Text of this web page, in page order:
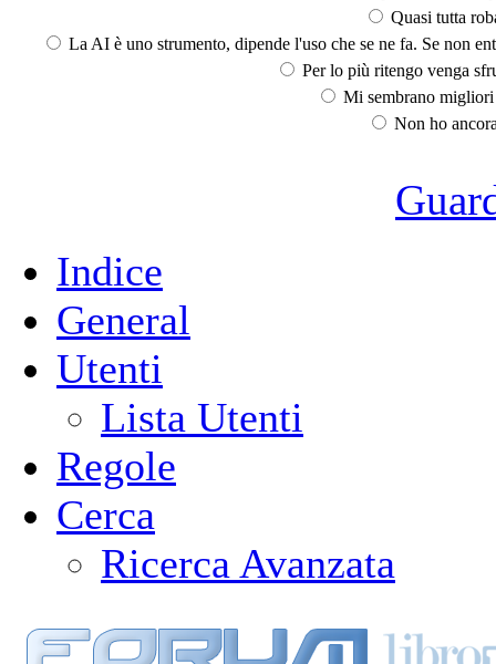
Quasi tutta
La AI è uno strumento, dipende l'uso che se ne fa. Se non
Per lo più ritengo venga
Mi sembrano
Non ho
Indice
General
Utenti
Lista Utenti
Regole
Cerca
Ricerca Avanzata